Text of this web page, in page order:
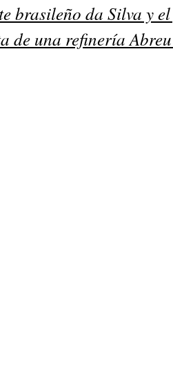
brasileño da Silva y
de una refinería